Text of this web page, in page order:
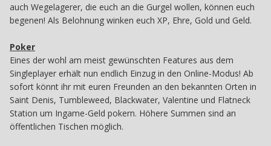
auch Wegelagerer, die euch an die Gurgel wollen, können euch
begenen! Als Belohnung winken euch XP, Ehre, Gold und Geld.
Poker
Eines der wohl am meist gewünschten Features aus dem
Singleplayer erhält nun endlich Einzug in den Online-Modus! Ab
sofort könnt ihr mit euren Freunden an den bekannten Orten in
Saint Denis, Tumbleweed, Blackwater, Valentine und Flatneck
Station um Ingame-Geld pokern. Höhere Summen sind an
öffentlichen Tischen möglich.